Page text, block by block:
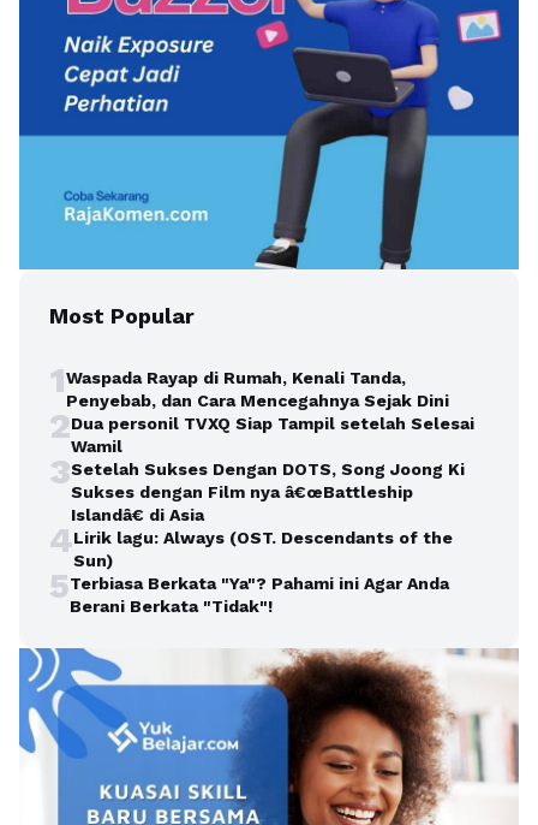
Most Popular
1Waspada Rayap di Rumah, Kenali Tanda,
Penyebab, dan Cara Mencegahnya Sejak Dini
2Dua personil TVXQ Siap Tampil setelah Selesai
Wamil
3Setelah Sukses Dengan DOTS, Song Joong Ki
Sukses dengan Film nya â€œBattleship
Islandâ€ di Asia
4Lirik lagu: Always (OST. Descendants of the
Sun)
5Terbiasa Berkata "Ya"? Pahami ini Agar Anda
Berani Berkata "Tidak"!